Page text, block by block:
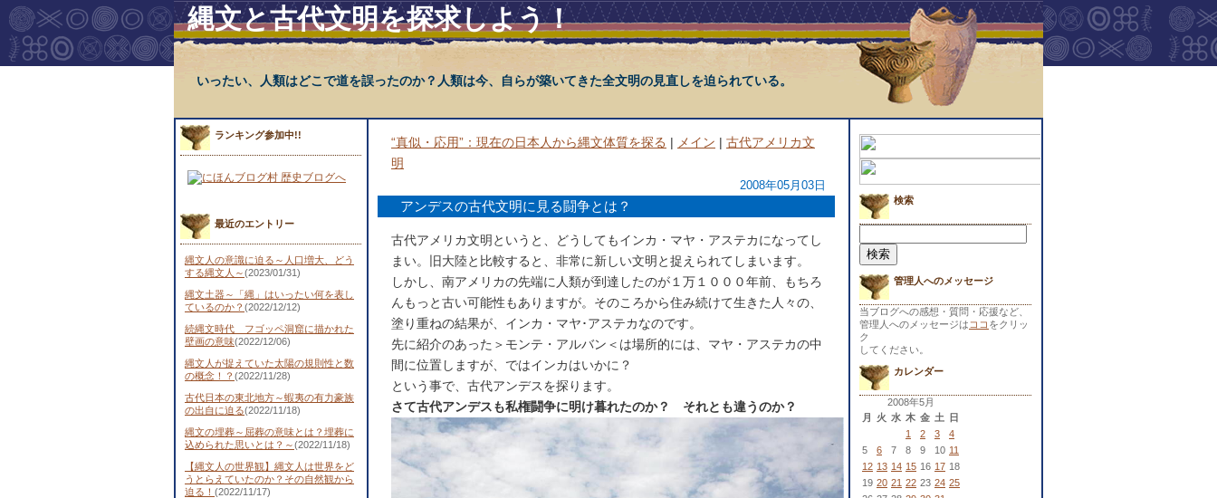
縄文と古代文明を探求しよう！
いったい、人類はどこで道を誤ったのか？人類は今、自らが築いてきた全文明の見直しを迫られている。
ランキング参加中!!
最近のエントリー
縄文人の意識に迫る～人口増大、どう
する縄文人～(2023/01/31)
縄文土器～「縄」はいったい何を表し
ているのか？ (2022/12/12)
続縄文時代 フゴッペ洞窟に描かれた
壁画の意味(2022/12/06)
縄文人が捉えていた太陽の規則性と数
の概念！？ (2022/11/28)
古代日本の東北地方～蝦夷の有力豪族
の出自に迫る(2022/11/18)
縄文の埋葬～屈葬の意味とは？埋葬に
込められた思いとは？～(2022/11/18)
【縄文人の世界観】縄文人は世界をど
うとらえていたのか？その自然観から
迫る！ (2022/11/17)
“真似・応用”：現在の日本人から縄文体質を探る | メイン | 古代アメリカ文
明
2008年05月03日
アンデスの古代文明に見る闘争とは？
古代アメリカ文明というと、どうしてもインカ・マヤ・アステカになってし
まい。旧大陸と比較すると、非常に新しい文明と捉えられてしまいます。
しかし、南アメリカの先端に人類が到達したのが１万１０００年前、もちろ
んもっと古い可能性もありますが。そのころから住み続けて生きた人々の、
塗り重ねの結果が、インカ・マヤ･アステカなのです。
先に紹介のあった＞モンテ・アルバン＜は場所的には、マヤ・アステカの中
間に位置しますが、ではインカはいかに？
という事で、古代アンデスを探ります。
さて古代アンデスも私権闘争に明け暮れたのか？ それとも違うのか？
検索
索:
管理人へのメッセージ
当ブログへの感想・質問・応援など、
管理人へのメッセージは ココ をクリッ
ク
してください。
カレンダー
2008年5月
月
火 水 木 金 土
日
1
2 3
4
5
6 7 8 9 10 11
12 13 14 15 16 17 18
19 20 21 22 23 24 25